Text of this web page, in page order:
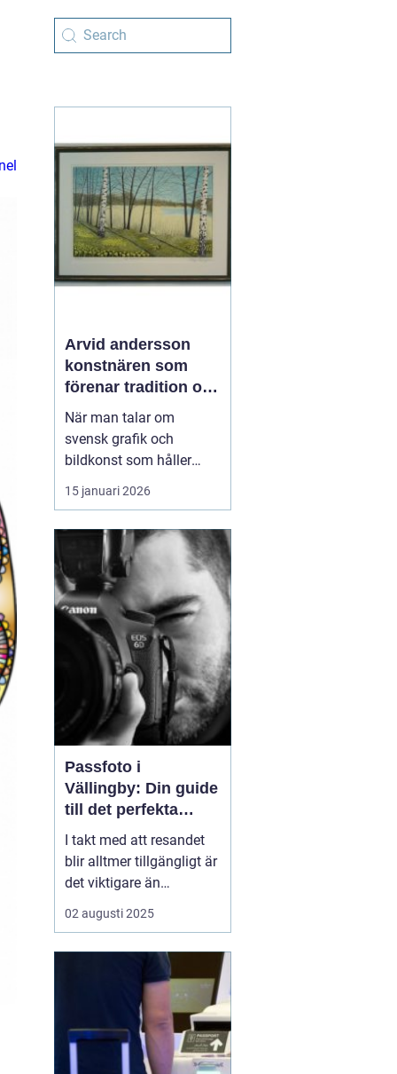
Arvid andersson
konstnären som
förenar tradition och
samtida uttryck
När man talar om
svensk grafik och
bildkonst som håller
både hantverk och
uttryck i fokus dyker
ofta upp. Hans verk rör
sig mellan det
stillsamma och det
kraftfulla, med motiv
som både kä...
15 januari 2026
Passfoto i
Vällingby: Din guide
till det perfekta
passfotot
I takt med att resandet
blir alltmer tillgängligt är
det viktigare än
någonsin att ha ett
uppdaterat pass redo. En
passansökningsprocess
en är att ha ett korrekt
passfoto. Om du
befinner dig i V&aum...
02 augusti 2025